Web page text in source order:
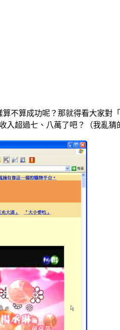
不算成功呢？那就得看大家對
入超過七、八萬了吧？（我亂猜